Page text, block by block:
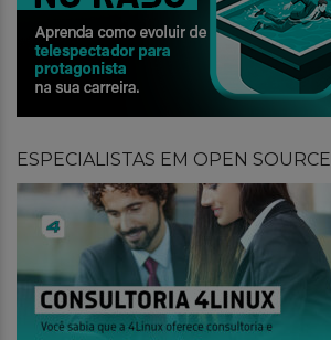
ESPECIALISTAS EM OPEN SOURCE